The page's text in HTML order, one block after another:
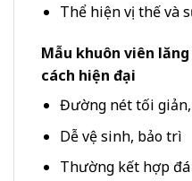
Thể hiện vị thế và
Mẫu khuôn viên
cách hiện đại
Đường nét tối
Dễ vệ sinh, bảo trì
Thường kết hợp